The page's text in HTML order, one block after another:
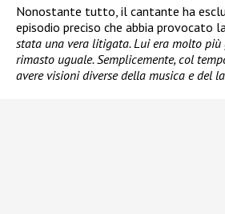
Nonostante tutto, il cantante ha
episodio preciso che abbia provocato
stata una vera litigata. Lui era molto più
rimasto uguale. Semplicemente, col
avere visioni diverse della musica e del